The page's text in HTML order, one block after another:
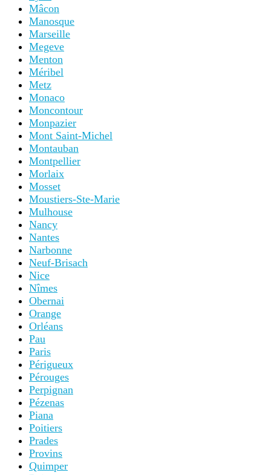
Mâcon
Manosque
Marseille
Megeve
Menton
Méribel
Metz
Monaco
Moncontour
Monpazier
Mont Saint-Michel
Montauban
Montpellier
Morlaix
Mosset
Moustiers-Ste-Marie
Mulhouse
Nancy
Nantes
Narbonne
Neuf-Brisach
Nice
Nîmes
Obernai
Orange
Orléans
Pau
Paris
Périgueux
Pérouges
Perpignan
Pézenas
Piana
Poitiers
Prades
Provins
Quimper